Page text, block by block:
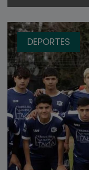
DEPORTES